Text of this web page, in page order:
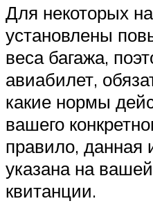
Для некоторых
установлены
веса багажа,
авиабилет,
какие нормы
вашего
правило,
указана на
квитанции.